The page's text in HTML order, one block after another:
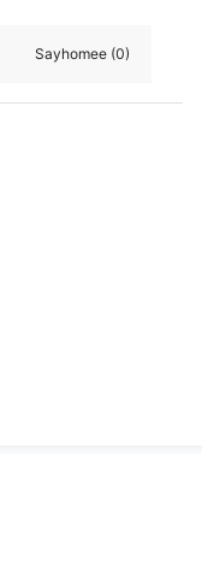
Sayhomee (0)